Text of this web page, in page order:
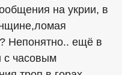
на укрии, в
Непонятно.. ещё в
с часовым